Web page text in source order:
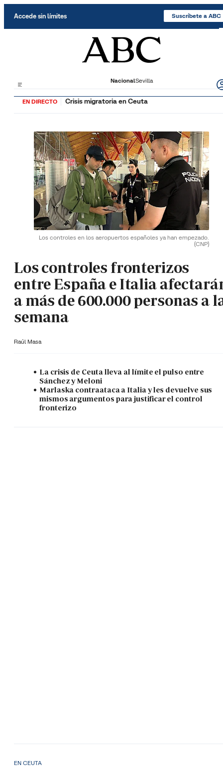
Accede sin límites Suscríbete a ABC
NacionalSevilla
EN DIRECTO Crisis migratoria en Ceuta
Los controles en los aeropuertos españoles ya han empezado.
(CNP)
Los controles fronterizos
entre España e Italia
a más de 600.000 personas a
semana
Raúl Masa
La crisis de Ceuta lleva al límite el pulso entre
Sánchez y Meloni
Marlaska contraataca a Italia y les devuelve sus
mismos argumentos para justificar el control
fronterizo
EN CEUTA